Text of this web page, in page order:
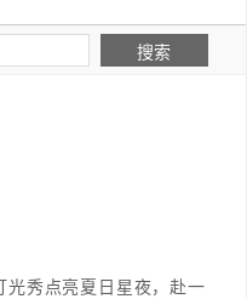
光秀点亮夏日星夜，赴一